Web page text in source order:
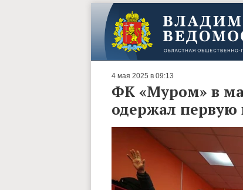
4 мая 2025 в 09:13
ФК «Муром» в
одержал первую